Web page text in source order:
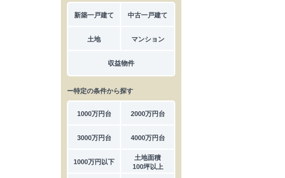
新築一戸建て 中古一戸建て
土地 マンション
収益物件
ー特定の条件から探す
1000万円台 2000万円台
3000万円台 4000万円台
1000万円以下
土地面積
100坪以上